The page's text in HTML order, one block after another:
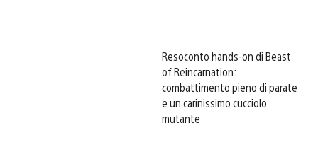
Resoconto hands-on di Beast
of Reincarnation:
combattimento pieno di parate
e un carinissimo cucciolo
mutante